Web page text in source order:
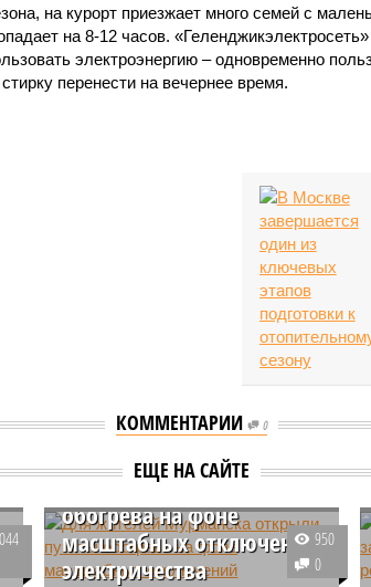
на курорт приезжает много семей с
на 8-12 часов.
электроэнергию – одновременно
перенести на вечернее время.
КОММЕНТАРИИ 0
ЕЩЕ НА САЙТЕ
Для жителей Мурманска
открыли пункты
обогрева на фоне
масштабных отключений
электричества
950
0